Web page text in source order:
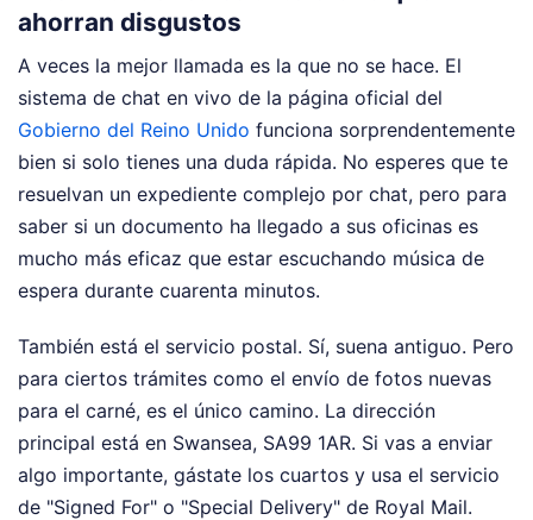
ahorran disgustos
A veces la mejor llamada es la que no se hace. El
sistema de chat en vivo de la página oficial del
Gobierno del Reino Unido funciona sorprendentemente
bien si solo tienes una duda rápida. No esperes que te
resuelvan un expediente complejo por chat, pero para
saber si un documento ha llegado a sus oficinas es
mucho más eficaz que estar escuchando música de
espera durante cuarenta minutos.
También está el servicio postal. Sí, suena antiguo. Pero
para ciertos trámites como el envío de fotos nuevas
para el carné, es el único camino. La dirección
principal está en Swansea, SA99 1AR. Si vas a enviar
algo importante, gástate los cuartos y usa el servicio
de "Signed For" o "Special Delivery" de Royal Mail.